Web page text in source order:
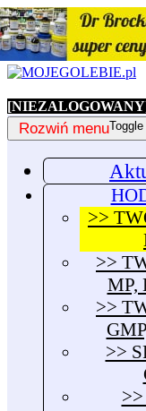
Rozwiń menu
>>
>>
MP,
>>
>>